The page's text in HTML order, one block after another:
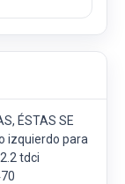
ÉSTAS SE
izquierdo para
tdci